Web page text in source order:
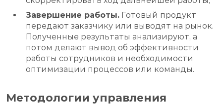
Завершение работы. Готовый продукт
передают заказчику или выводят на рынок.
Полученные результаты анализируют, а
потом делают вывод об эффективности
работы сотрудников и необходимости
оптимизации процессов или команды.
Методологии управления